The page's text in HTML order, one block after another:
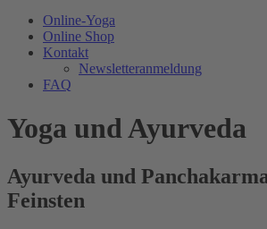
Online-Yoga
Online Shop
Kontakt
Newsletteranmeldung
FAQ
Yoga und Ayurveda
Ayurveda und
Feinsten